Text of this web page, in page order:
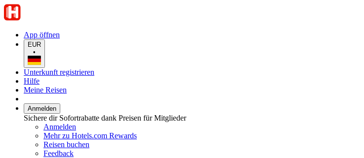
App öffnen
EUR
•
Unterkunft registrieren
Hilfe
Meine Reisen
Anmelden
Sichere dir Sofortrabatte dank Preisen für Mitglieder
Anmelden
Mehr zu Hotels.com Rewards
Reisen buchen
Feedback